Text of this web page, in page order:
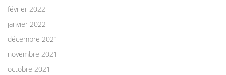
février 2022
janvier 2022
décembre 2021
novembre 2021
octobre 2021